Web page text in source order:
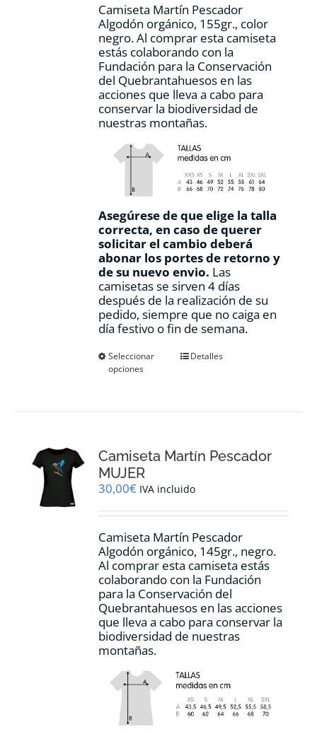
de
producto
Camiseta Martín Pescador
Algodón orgánico, 155gr., color
negro. Al comprar esta camiseta
estás colaborando con la
Fundación para la Conservación
del Quebrantahuesos en las
acciones que lleva a cabo para
conservar la biodiversidad de
nuestras montañas.
Asegúrese de que elige la talla
correcta, en caso de querer
solicitar el cambio deberá
abonar los portes de retorno y
de su nuevo envio. Las
camisetas se sirven 4 días
después de la realización de su
pedido, siempre que no caiga en
día festivo o fin de semana.
Seleccionar
opciones
Este
se
elegir
en
la
de
producto
Detalles
Camiseta Martín Pescador
MUJER
30,00€ IVA incluido
Camiseta Martín Pescador
Algodón orgánico, 145gr., negro.
Al comprar esta camiseta estás
colaborando con la Fundación
para la Conservación del
Quebrantahuesos en las acciones
que lleva a cabo para conservar la
biodiversidad de nuestras
montañas.